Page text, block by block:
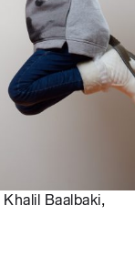
Khalil Baalbaki,